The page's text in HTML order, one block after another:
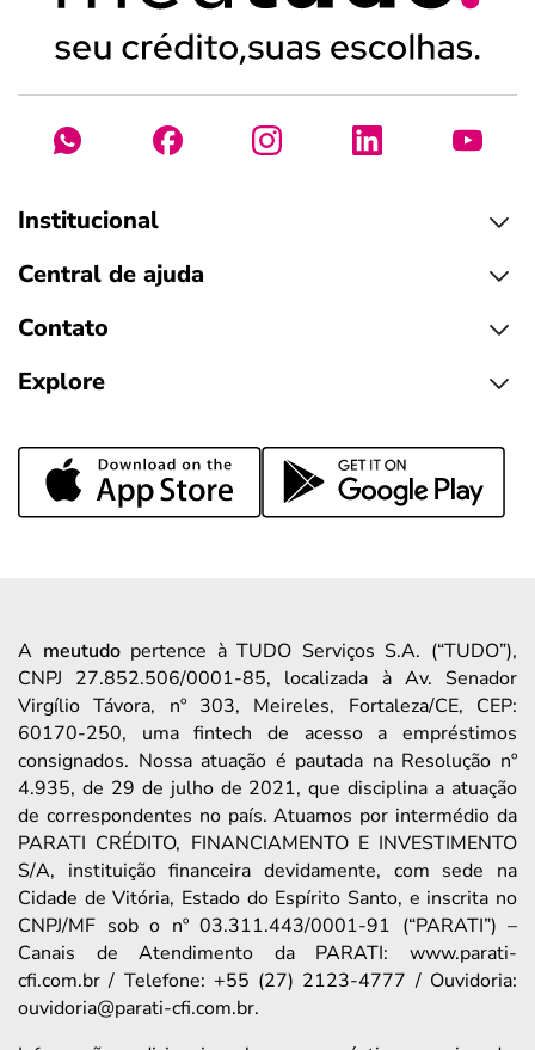
Institucional
Central de ajuda
Contato
Explore
A meutudopertence à TUDO Serviços S.A. (“TUDO”),
CNPJ 27.852.506/0001-85, localizada à Av. Senador
Virgílio Távora, nº 303, Meireles, Fortaleza/CE, CEP:
60170-250, uma fintech de acesso a empréstimos
consignados. Nossa atuação é pautada na Resolução nº
4.935, de 29 de julho de 2021, que disciplina a atuação
de correspondentes no país. Atuamos por intermédio da
PARATI CRÉDITO, FINANCIAMENTO E INVESTIMENTO
S/A, instituição financeira devidamente, com sede na
Cidade de Vitória, Estado do Espírito Santo, e inscrita no
CNPJ/MF sob o nº 03.311.443/0001-91 (“PARATI”) –
Canais de Atendimento da PARATI: www.parati-
cfi.com.br / Telefone: +55 (27) 2123-4777 / Ouvidoria:
ouvidoria@parati-cfi.com.br.